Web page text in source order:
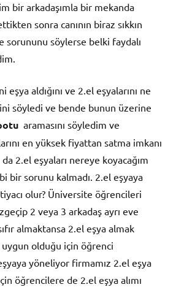
bir arkadaşımla bir mekanda
sonra canının biraz sıkkın
sorununu söylerse belki faydalı
eşya aldığını ve 2.el eşyalarını ne
söyledi ve bende bunun üzerine
aramasını söyledim ve
en yüksek fiyattan satma imkanı
2.el eşyaları nereye koyacağım
bir sorunu kalmadı. 2.el eşyaya
olur? Üniversite öğrencileri
2 veya 3 arkadaş ayrı eve
almaktansa 2.el eşya almak
uygun olduğu için öğrenci
yöneliyor firmamız 2.el eşya
için öğrencilere de 2.el eşya alımı